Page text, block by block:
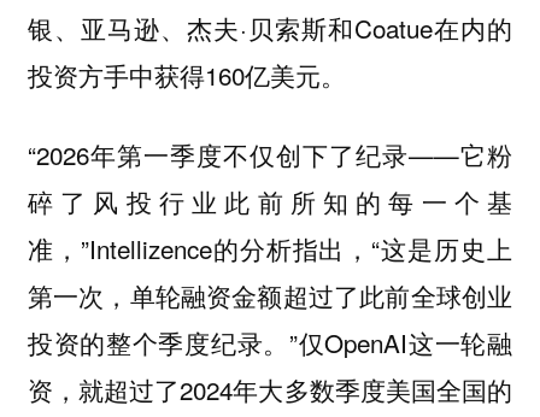
银、亚马逊、杰夫·贝索斯和Coatue在内的
投资方手中获得160亿美元。
“2026年第一季度不仅创下了纪录——它粉
碎了风投行业此前所知的每一个基
准，”Intellizence的分析指出，“这是历史上
第一次，单轮融资金额超过了此前全球创业
投资的整个季度纪录。”仅OpenAI这一轮融
资，就超过了2024年大多数季度美国全国的